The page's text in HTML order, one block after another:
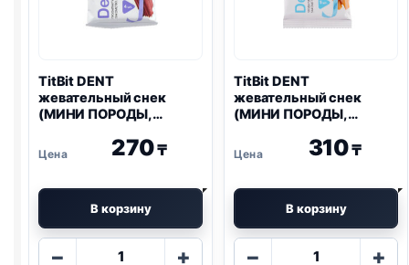
TitBit DENT
жевательный снек
(МИНИ ПОРОДЫ,
270₸
В корзину
−
Количество
+
TitBit DENT
жевательный снек
(МИНИ ПОРОДЫ,
310₸
В корзину
−
Количество
+